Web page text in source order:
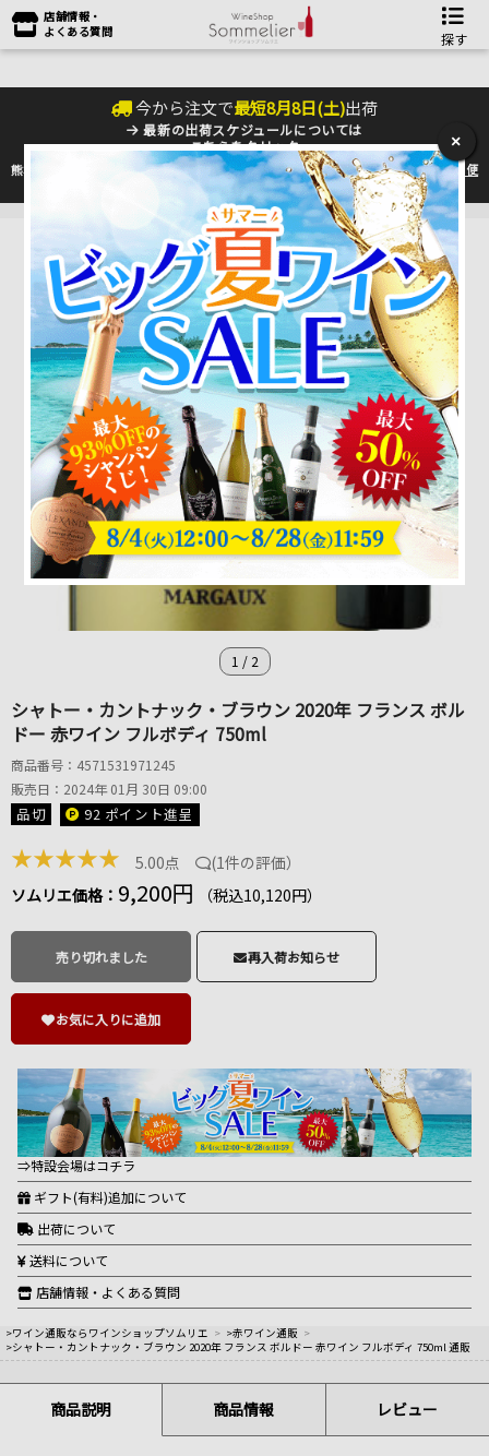
店舗情報・
よくある質問
探す
今から注文で最短8月8日(土)出荷
最新の出荷スケジュールについては
こちらをクリック
熊本地震の影響により九州への配送に遅れが生じております。最新情報は佐川急便
のHP
をご確認下さい。
1 / 2
シャトー・カントナック・ブラウン 2020年 フランス ボル
ドー 赤ワイン フルボディ 750ml
商品番号：4571531971245
販売日：2024年 01月 30日 09:00
品切 92 ポイント進呈
★★★★★ 5.00点 (1件の評価）
ソムリエ価格： 9,200円 （税込10,120円）
売り切れました 再入荷お知らせ
お気に入りに追加
⇒特設会場はコチラ
ギフト(有料)追加について
出荷について
送料について
店舗情報・よくある質問
>ワイン通販ならワインショップソムリエ > >赤ワイン通販 >
>シャトー・カントナック・ブラウン 2020年 フランス ボルドー 赤ワイン フルボディ 750ml 通販
商品説明 商品情報 レビュー
×